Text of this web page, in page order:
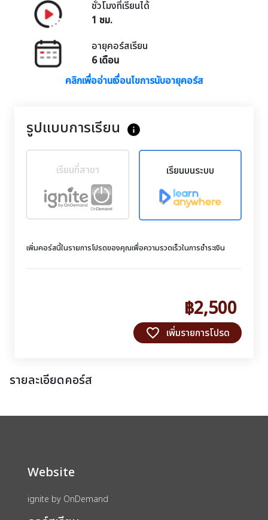
ชั่วโมงที่เรียนได้
1 ชม.
อายุคอร์สเรียน
6 เดือน
คลิกเพื่ออ่านเงื่อนไขการนับอายุคอร์ส
รูปแบบการเรียน info
เรียนที่สาขา เรียนบนระบบ
เพิ่มคอร์สนี้ในรายการโปรดของคุณเพื่อความรวดเร็วในการชำระเงิน
฿2,500
favorite_border เพิ่มรายการโปรด
รายละเอียดคอร์ส
Website
ignite by OnDemand